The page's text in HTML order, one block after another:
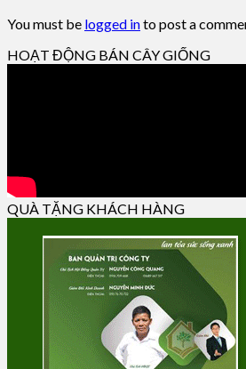
You must be logged into post a
HOẠT ĐỘNG BÁN CÂY GIỐNG
QUÀ TẶNG KHÁCH HÀNG